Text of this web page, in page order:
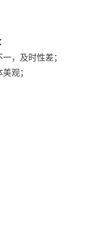
，及时性差；
观；